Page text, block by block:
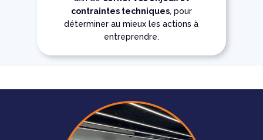
contraintes techniques, pour
déterminer au mieux les actions à
entreprendre.